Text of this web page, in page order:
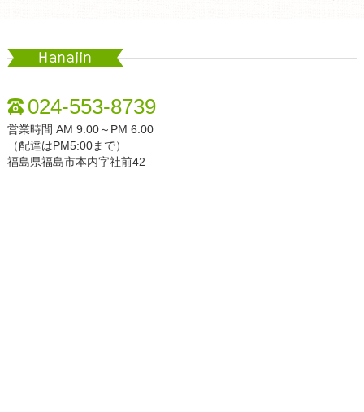
Hanajin
024-553-8739
営業時間 AM 9:00～PM 6:00
（配達はPM5:00まで）
福島県福島市本内字社前42